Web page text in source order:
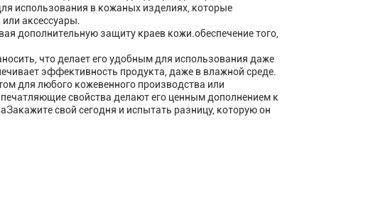
использования в кожаных изделиях, которые
аксессуары.
дополнительную защиту краев кожи.обеспечение того,
что делает его удобным для использования даже
эффективность продукта, даже в влажной среде.
для любого кожевенного производства или
свойства делают его ценным дополнением к
свой сегодня и испытать разницу, которую он